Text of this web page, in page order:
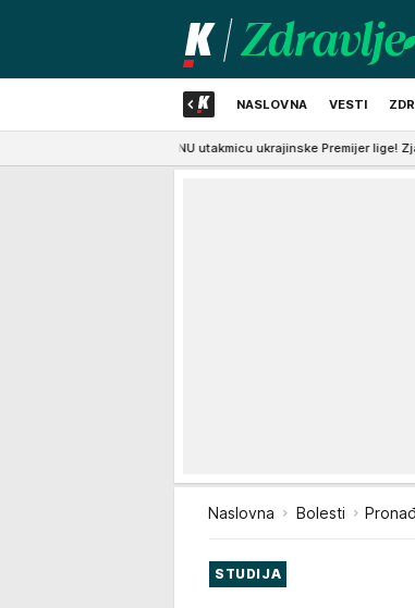
NASLOVNA VESTI
NAJNOVIJE
pred VAŽNU utakmicu ukrajinske Premijer lige! Zjapi velika
Naslovna Bolesti
STUDIJA